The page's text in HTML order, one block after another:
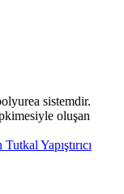
sistemdir.
oluşan